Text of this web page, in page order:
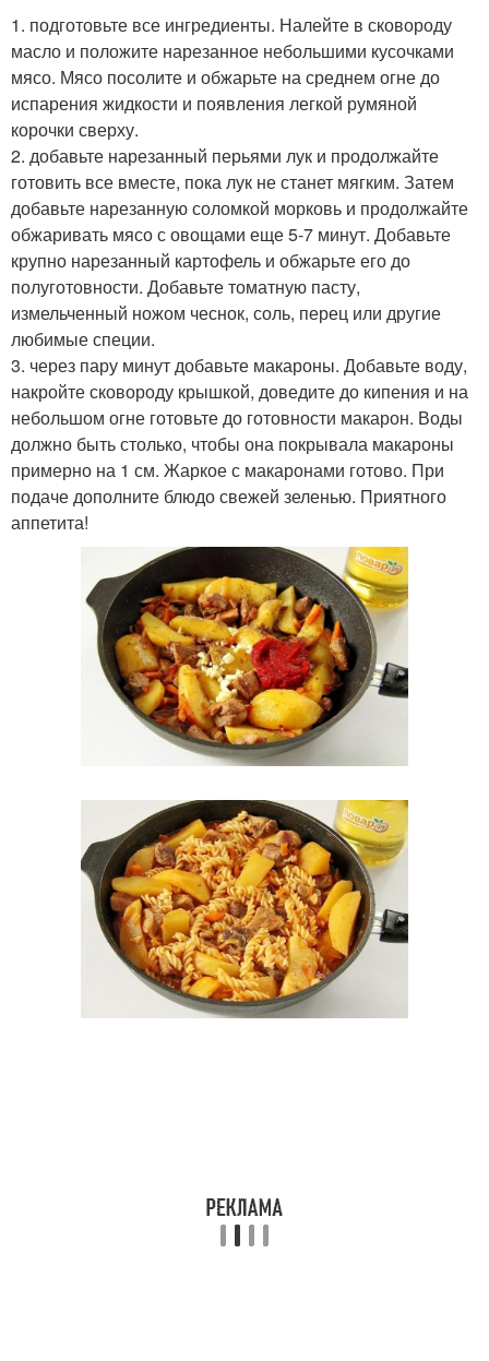
1. подготовьте все ингредиенты. Налейте в сковороду
масло и положите нарезанное небольшими кусочками
мясо. Мясо посолите и обжарьте на среднем огне до
испарения жидкости и появления легкой румяной
корочки сверху.
2. добавьте нарезанный перьями лук и продолжайте
готовить все вместе, пока лук не станет мягким. Затем
добавьте нарезанную соломкой морковь и продолжайте
обжаривать мясо с овощами еще 5-7 минут. Добавьте
крупно нарезанный картофель и обжарьте его до
полуготовности. Добавьте томатную пасту,
измельченный ножом чеснок, соль, перец или другие
любимые специи.
3. через пару минут добавьте макароны. Добавьте воду,
накройте сковороду крышкой, доведите до кипения и на
небольшом огне готовьте до готовности макарон. Воды
должно быть столько, чтобы она покрывала макароны
примерно на 1 см. Жаркое с макаронами готово. При
подаче дополните блюдо свежей зеленью. Приятного
аппетита!